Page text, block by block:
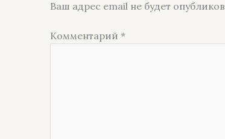
Ваш адрес email не будет
Комментарий *